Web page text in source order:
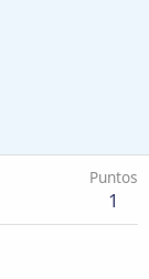
Puntos
1